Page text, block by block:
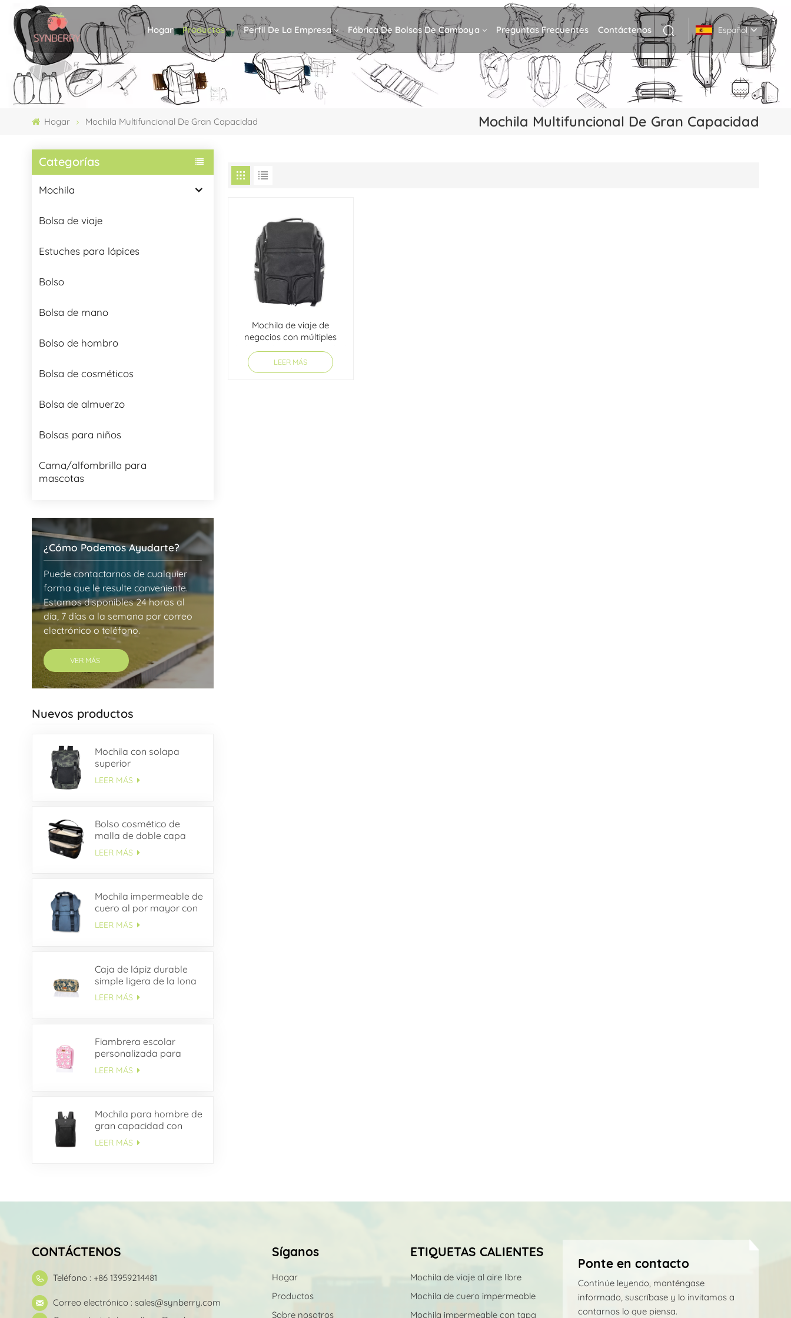
Hogar Productos Perfil De La Empresa Fábrica De Bolsos De Camboya Preguntas Frecuentes Contáctenos Español
English
Italiano
Hogar Mochila Multifuncional De Gran Capacidad Mochila Multifuncional De Gran Capacidad
Categorías
Mochila
Bolsa de viaje
Estuches para lápices
Bolso
Bolsa de mano
Bolso de hombro
Bolsa de cosméticos
Bolsa de almuerzo
Bolsas para niños
Cama/alfombrilla para
mascotas
¿Cómo Podemos Ayudarte?
Puede contactarnos de cualquier
forma que le resulte conveniente.
Estamos disponibles 24 horas al
día, 7 días a la semana por correo
electrónico o teléfono.
VER MÁS
Nuevos productos
Mochila con solapa
superior
LEER MÁS
Bolso cosmético de
malla de doble capa
LEER MÁS
Mochila impermeable de
cuero al por mayor con
solapa con hebilla
LEER MÁS
Caja de lápiz durable
simple ligera de la lona
del estudiante del ODM
LEER MÁS
Fiambrera escolar
personalizada para
niños
LEER MÁS
Mochila para hombre de
gran capacidad con
múltiples bolsillos OEM
LEER MÁS
Mochila de viaje de
negocios con múltiples
LEER MÁS
CONTÁCTENOS
Teléfono : +86 13959214481
Correo electrónico : sales@synberry.com
Síganos
Hogar
Productos
Sobre nosotros
ETIQUETAS CALIENTES
Mochila de viaje al aire libre
Mochila de cuero impermeable
Mochila impermeable con tapa
Ponte en contacto
Continúe leyendo, manténgase
informado, suscríbase y lo invitamos a
contarnos lo que piensa.